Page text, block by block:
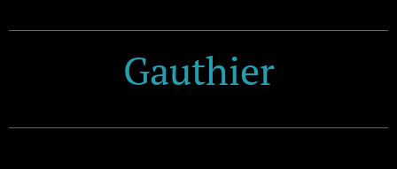
Gauthier